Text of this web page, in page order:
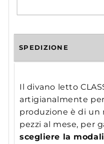
SPEDIZIONE
Il divano letto
artigianalmente
produzione è di
pezzi al mese, per
scegliere la